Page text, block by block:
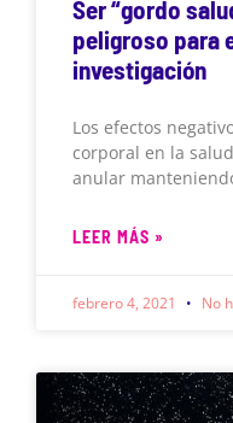
Ser “gordo
peligroso para
investigación
Los efectos
corporal en la
anular
LEER MÁS »
febrero 4, 2021 No